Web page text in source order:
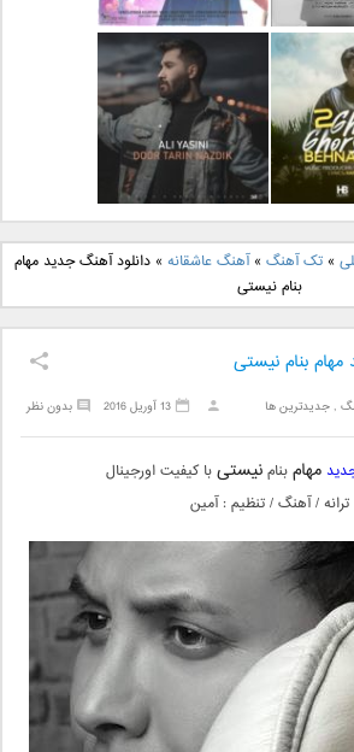
جدید مهدی
اسرار
دانلود آهنگ جدید فرزاد
فرزین بنام آتیش
بهنام
قمر 2
دانلود آهنگ جدید علی
یاسینی بنام دورترین نزدیک
»تک آهنگ »آهنگ عاشقانه »دانلود آهنگ جدید مهام
بنام نیستی
بنام نیستی
,جدیدترین ها بدون نظر 13 آوریل 2016
مهامبنامنیستیبا کیفیت اورجینال
ترانه / آهنگ / تنظیم : آمین